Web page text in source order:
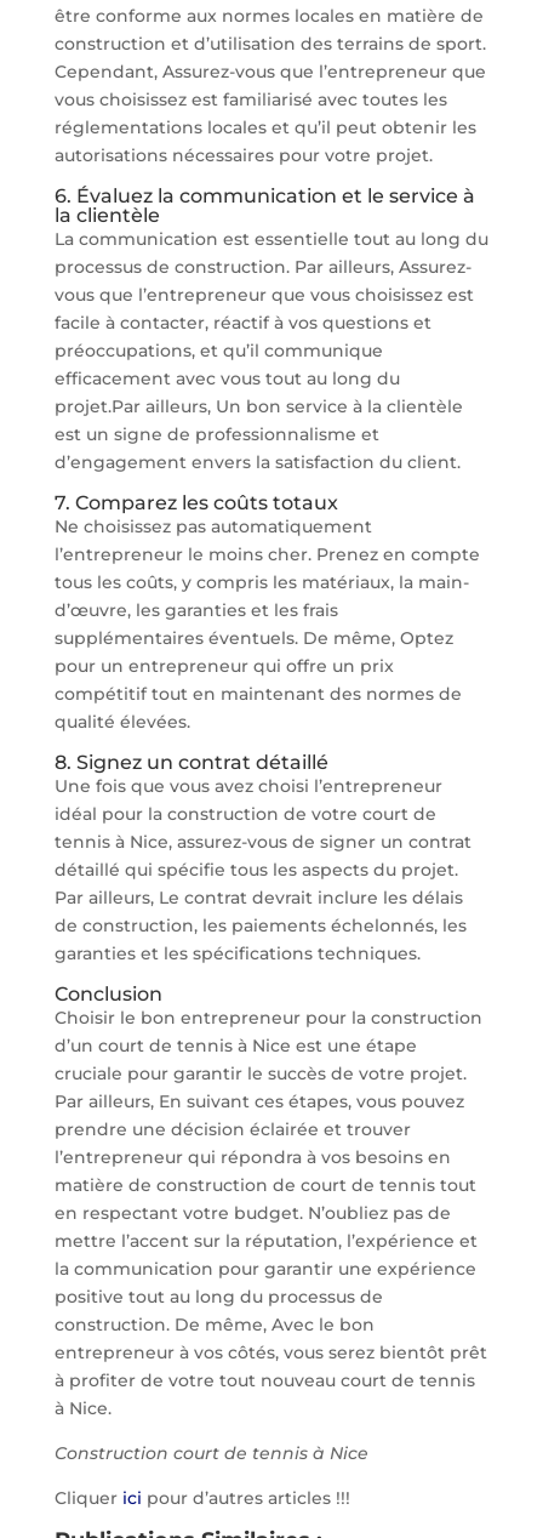
être conforme aux normes locales en matière de
construction et d’utilisation des terrains de sport.
Cependant, Assurez-vous que l’entrepreneur que
vous choisissez est familiarisé avec toutes les
réglementations locales et qu’il peut obtenir les
autorisations nécessaires pour votre projet.
6. Évaluez la communication et le service à
la clientèle
La communication est essentielle tout au long du
processus de construction. Par ailleurs, Assurez-
vous que l’entrepreneur que vous choisissez est
facile à contacter, réactif à vos questions et
préoccupations, et qu’il communique
efficacement avec vous tout au long du
projet.Par ailleurs, Un bon service à la clientèle
est un signe de professionnalisme et
d’engagement envers la satisfaction du client.
7. Comparez les coûts totaux
Ne choisissez pas automatiquement
l’entrepreneur le moins cher. Prenez en compte
tous les coûts, y compris les matériaux, la main-
d’œuvre, les garanties et les frais
supplémentaires éventuels. De même, Optez
pour un entrepreneur qui offre un prix
compétitif tout en maintenant des normes de
qualité élevées.
8. Signez un contrat détaillé
Une fois que vous avez choisi l’entrepreneur
idéal pour la construction de votre court de
tennis à Nice, assurez-vous de signer un contrat
détaillé qui spécifie tous les aspects du projet.
Par ailleurs, Le contrat devrait inclure les délais
de construction, les paiements échelonnés, les
garanties et les spécifications techniques.
Conclusion
Choisir le bon entrepreneur pour la construction
d’un court de tennis à Nice est une étape
cruciale pour garantir le succès de votre projet.
Par ailleurs, En suivant ces étapes, vous pouvez
prendre une décision éclairée et trouver
l’entrepreneur qui répondra à vos besoins en
matière de construction de court de tennis tout
en respectant votre budget. N’oubliez pas de
mettre l’accent sur la réputation, l’expérience et
la communication pour garantir une expérience
positive tout au long du processus de
construction. De même, Avec le bon
entrepreneur à vos côtés, vous serez bientôt prêt
à profiter de votre tout nouveau court de tennis
à Nice.
Construction court de tennis à Nice
Cliquer ici pour d’autres articles !!!